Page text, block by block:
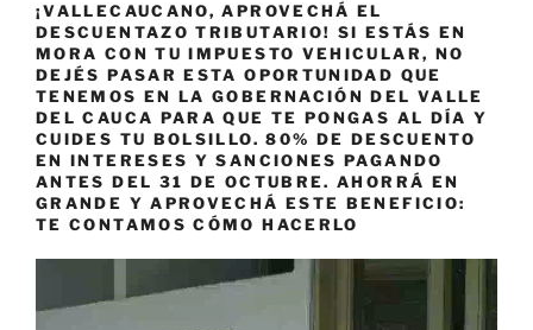
¡VALLECAUCANO, APROVECHÁ EL
DESCUENTAZO TRIBUTARIO! SI ESTÁS EN
MORA CON TU IMPUESTO VEHICULAR, NO
DEJÉS PASAR ESTA OPORTUNIDAD QUE
TENEMOS EN LA GOBERNACIÓN DEL VALLE
DEL CAUCA PARA QUE TE PONGAS AL DÍA Y
CUIDES TU BOLSILLO. 80% DE DESCUENTO
EN INTERESES Y SANCIONES PAGANDO
ANTES DEL 31 DE OCTUBRE. AHORRÁ EN
GRANDE Y APROVECHÁ ESTE BENEFICIO:
TE CONTAMOS CÓMO HACERLO